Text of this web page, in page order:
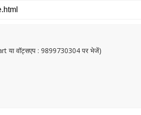
या वॉट्सएप : 9899730304 पर भेजें)